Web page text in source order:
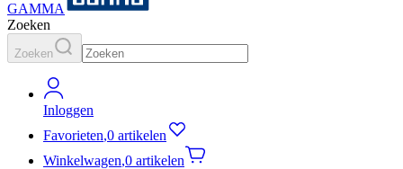
GAMMA
Zoeken
Zoeken
Inloggen
Favorieten,0 artikelen
Winkelwagen,0 artikelen